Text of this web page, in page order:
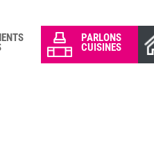
PARLONS
CUISINES